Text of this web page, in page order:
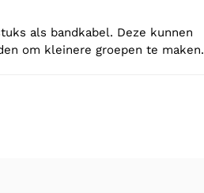
als bandkabel. Deze kunnen
om kleinere groepen te maken.